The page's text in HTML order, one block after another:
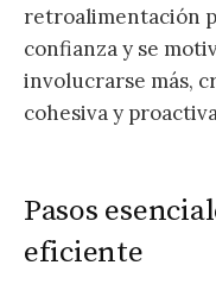
retroalimentación
confianza y se
involucrarse más,
cohesiva y
Pasos
eficiente